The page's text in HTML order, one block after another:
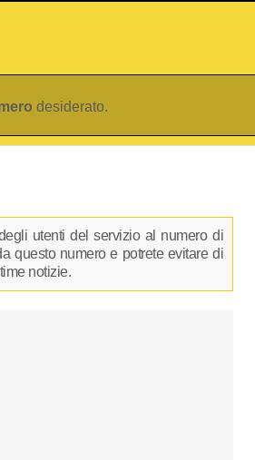
desiderato.
utenti del servizio al numero di
questo numero e potrete evitare di
notizie.